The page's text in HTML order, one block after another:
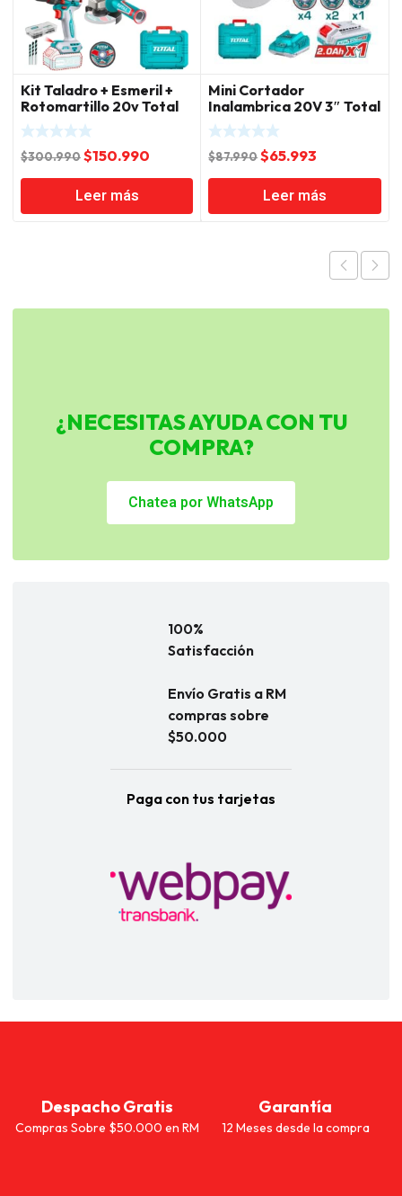
Kit Taladro + Esmeril +
Rotomartillo 20v Total
$300.990El
precio
original
era:
$150.990
precio
es:
Leer más
Mini Cortador
Inalambrica 20V 3″ Total
$87.990El
precio
original
era:
$65.993
precio
actual
es:
Leer más
¿NECESITAS AYUDA CON TU
COMPRA?
Chatea por WhatsApp
100%
Satisfacción
Envío Gratis a RM
compras sobre
$50.000
Paga con tus tarjetas
Despacho Gratis
Compras Sobre $50.000 en RM
Garantía
12 Meses desde la compra